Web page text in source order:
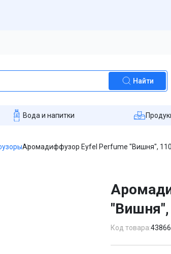
Найти
Вода и напитки
Аромадиффузор Eyfel Perfume "Вишня",
Код товара:43866